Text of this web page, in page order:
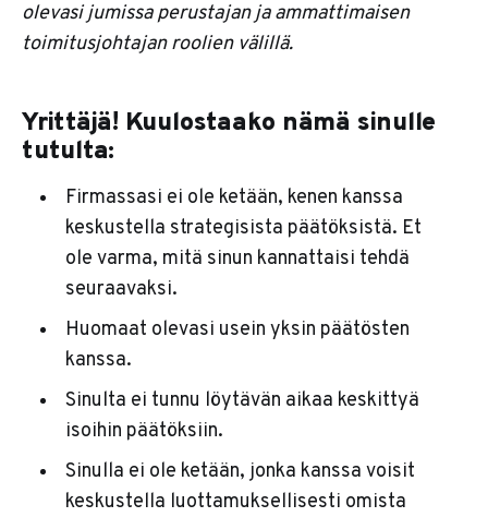
olevasi jumissa perustajan ja ammattimaisen
toimitusjohtajan roolien välillä.
Yrittäjä! Kuulostaako nämä sinulle
tutulta:
Firmassasi ei ole ketään, kenen kanssa
keskustella strategisista päätöksistä. Et
ole varma, mitä sinun kannattaisi tehdä
seuraavaksi.
Huomaat olevasi usein yksin päätösten
kanssa.
Sinulta ei tunnu löytävän aikaa keskittyä
isoihin päätöksiin.
Sinulla ei ole ketään, jonka kanssa voisit
keskustella luottamuksellisesti omista